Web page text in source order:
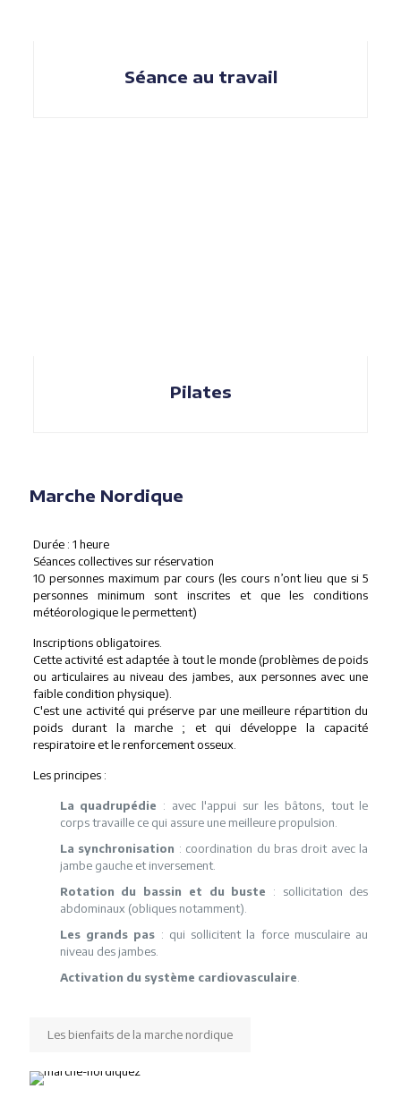
Séance au travail
Pilates
Marche Nordique
Durée : 1 heure
Séances collectives sur réservation
10 personnes maximum par cours (les cours n’ont lieu que si 5
personnes minimum sont inscrites et que les conditions
météorologique le permettent)
Inscriptions obligatoires.
Cette activité est adaptée à tout le monde (problèmes de poids
ou articulaires au niveau des jambes, aux personnes avec une
faible condition physique).
C'est une activité qui préserve par une meilleure répartition du
poids durant la marche ; et qui développe la capacité
respiratoire et le renforcement osseux.
Les principes :
La quadrupédie : avec l'appui sur les bâtons, tout le
corps travaille ce qui assure une meilleure propulsion.
La synchronisation : coordination du bras droit avec la
jambe gauche et inversement.
Rotation du bassin et du buste : sollicitation des
abdominaux (obliques notamment).
Les grands pas : qui sollicitent la force musculaire au
niveau des jambes.
Activation du système cardiovasculaire
Les bienfaits de la marche nordique